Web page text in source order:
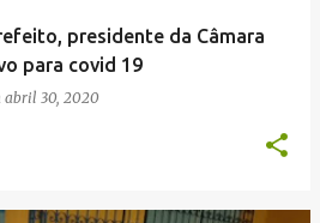
presidente da Câmara
para covid 19
abril 30, 2020